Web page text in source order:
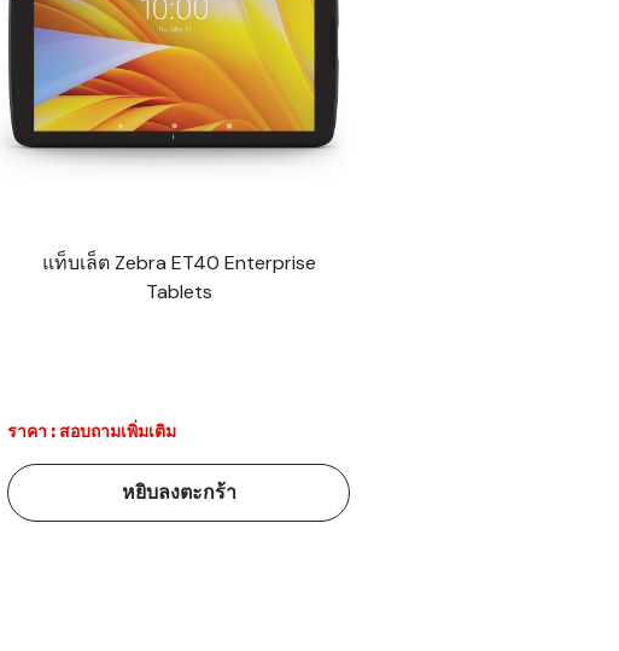
ขายธุรกิจค้าปลีก
การพัฒนาบาร์โค้ดในงาน
อุตสาหกรรม
ระบบบาร์โค้ดใน
อุตสาหกรรมยานยนต์
แพทย์
ระบบบาร์โค้ดในด้านการ
แท็บเล็ต Zebra ET40 Enterprise
Tablets
ราคา : สอบถามเพิ่มเติม
หยิบลงตะกร้า